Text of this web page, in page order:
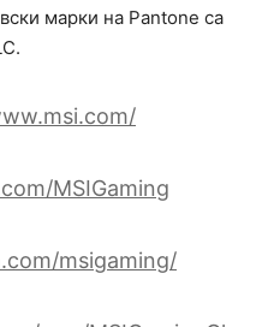
марки на Pantone са
MSIGaming
msigaming/